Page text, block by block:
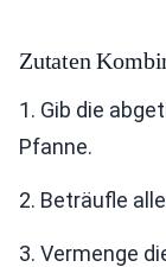
Zutaten
1. Gib die
Pfanne.
2. Beträufle
3. Vermenge